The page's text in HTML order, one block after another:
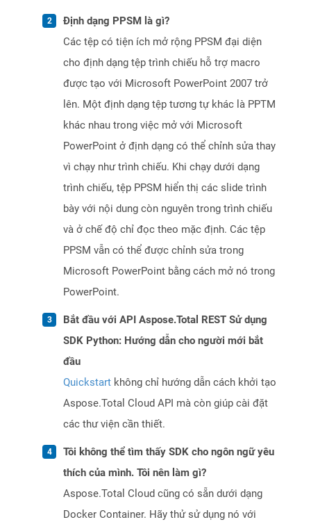
Định dạng PPSM là gì?
Các tệp có tiện ích mở rộng PPSM đại diện
cho định dạng tệp trình chiếu hỗ trợ macro
được tạo với Microsoft PowerPoint 2007 trở
lên. Một định dạng tệp tương tự khác là PPTM
khác nhau trong việc mở với Microsoft
PowerPoint ở định dạng có thể chỉnh sửa thay
vì chạy như trình chiếu. Khi chạy dưới dạng
trình chiếu, tệp PPSM hiển thị các slide trình
bày với nội dung còn nguyên trong trình chiếu
và ở chế độ chỉ đọc theo mặc định. Các tệp
PPSM vẫn có thể được chỉnh sửa trong
Microsoft PowerPoint bằng cách mở nó trong
PowerPoint.
Bắt đầu với API Aspose.Total REST Sử dụng
SDK Python: Hướng dẫn cho người mới bắt
đầu
Quickstart không chỉ hướng dẫn cách khởi tạo
Aspose.Total Cloud API mà còn giúp cài đặt
các thư viện cần thiết.
Tôi không thể tìm thấy SDK cho ngôn ngữ yêu
thích của mình. Tôi nên làm gì?
Aspose.Total Cloud cũng có sẵn dưới dạng
Docker Container. Hãy thử sử dụng nó với